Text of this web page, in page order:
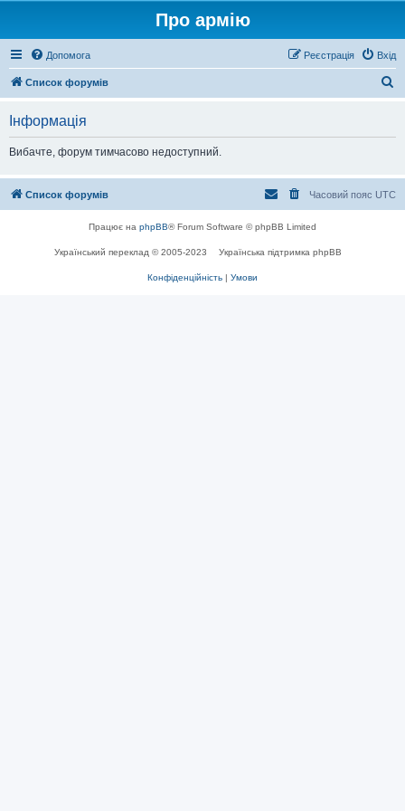
Про армію
Допомога Вхід
Реєстрація
Список форумів
Інформація
Вибачте, форум тимчасово недоступний.
Список форумів Часовий пояс UTC
Працює на phpBB® Forum Software © phpBB Limited
Український переклад © 2005-2023 Українська підтримка phpBB
Конфіденційність | Умови